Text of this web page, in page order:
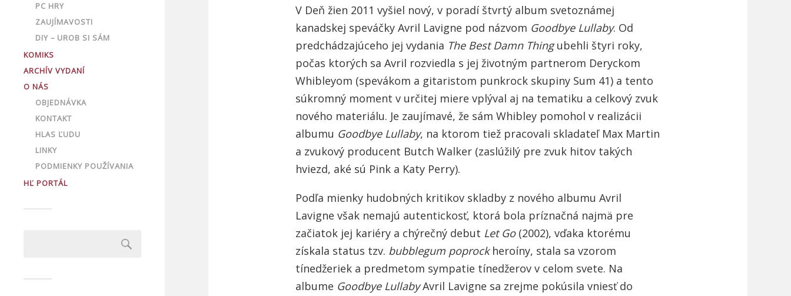
PC HRY
ZAUJÍMAVOSTI
DIY – UROB SI SÁM
KOMIKS
ARCHÍV VYDANÍ
O NÁS
OBJEDNÁVKA
KONTAKT
HLAS ĽUDU
LINKY
PODMIENKY POUŽÍVANIA
HĽ PORTÁL
V Deň žien 2011 vyšiel nový, v poradí štvrtý album svetoznámej
kanadskej speváčky Avril Lavigne pod názvom Goodbye Lullaby. Od
predchádzajúceho jej vydania The Best Damn Thingubehli štyri roky,
počas ktorých sa Avril rozviedla s jej životným partnerom Deryckom
Whibleyom (spevákom a gitaristom punkrock skupiny Sum 41) a tento
súkromný moment v určitej miere vplýval aj na tematiku a celkový zvuk
nového materiálu. Je zaujímavé, že sám Whibley pomohol v realizácii
albumu Goodbye Lullaby, na ktorom tiež pracovali skladateľ Max Martin
a zvukový producent Butch Walker (zaslúžilý pre zvuk hitov takých
hviezd, aké sú Pink a Katy Perry).
Podľa mienky hudobných kritikov skladby z nového albumu Avril
Lavigne však nemajú autentickosť, ktorá bola príznačná najmä pre
začiatok jej kariéry a chýrečný debut Let Go(2002), vďaka ktorému
získala status tzv. bubblegum poprockheroíny, stala sa vzorom
tínedžeriek a predmetom sympatie tínedžerov v celom svete. Na
albume Goodbye LullabyAvril Lavigne sa zrejme pokúsila vniesť do